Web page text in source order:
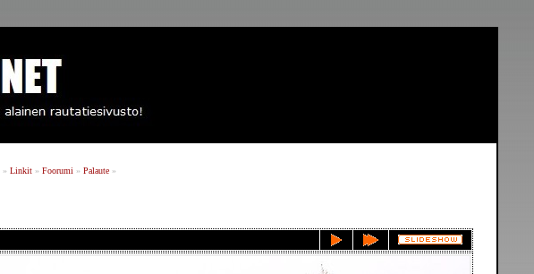
» Linkit» Foorumi » Palaute»